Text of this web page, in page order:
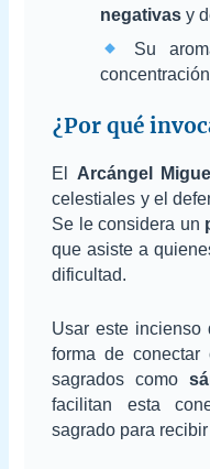
negativas y
Su
¿Por qué
El Arcángel Miguel
celestiales y el
Se le considera un
que asiste a
dificultad.
Usar este incienso
forma de conectar
sagrados como
facilitan esta
sagrado para